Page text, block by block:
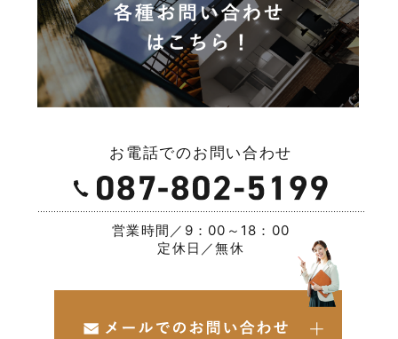
お電話でのお問い合わせ
営業時間／9：00～18：00
定休日／無休